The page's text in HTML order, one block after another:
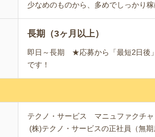
少なめのものから、多めでしっかり稼
長期（3ヶ月以上）
即日～長期 ★応募から「最短2日後
です！
テクノ・サービス マニュファクチ
(株)テクノ・サービスの正社員（無